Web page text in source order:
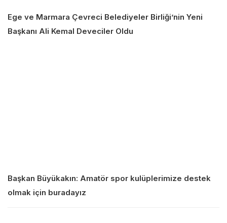
Ege ve Marmara Çevreci Belediyeler Birliği’nin Yeni
Başkanı Ali Kemal Deveciler Oldu
Başkan Büyükakın: Amatör spor kulüplerimize destek
olmak için buradayız